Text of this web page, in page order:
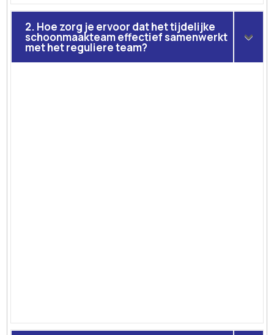
2. Hoe zorg je ervoor dat het tijdelijke
schoonmaakteam effectief samenwerkt
met het reguliere team?